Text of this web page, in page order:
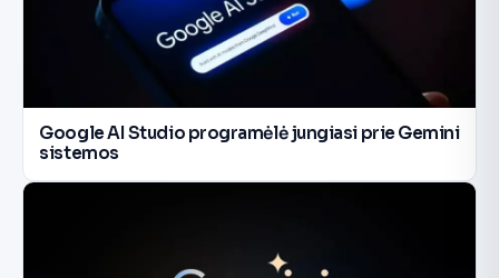
Google AI Studio programėlė jungiasi prie Gemini
sistemos